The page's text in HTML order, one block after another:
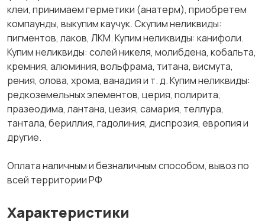
клеи, принимаем герметики (анатерм), приобретем
компаунды, выкупим каучук. Скупим неликвиды:
пигментов, лаков, ЛКМ. Купим неликвиды: канифоли.
Купим неликвиды: солей никеля, молибдена, кобальта,
кремния, алюминия, вольфрама, титана, висмута,
рения, олова, хрома, ванадия и т. д. Купим неликвиды:
редкоземельных элементов, церия, полирита,
празеодима, лантана, цезия, самария, теллура,
тантала, бериллия, гадолиния, диспрозия, европия и
другие.
Оплата наличным и безналичным способом, вывоз по
всей территории РФ
Характеристики